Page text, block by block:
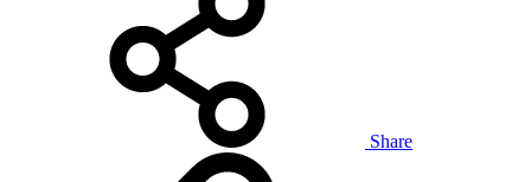
Share